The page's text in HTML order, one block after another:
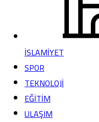
İSLAMİYET
SPOR
TEKNOLOJİ
EĞİTİM
ULAŞIM